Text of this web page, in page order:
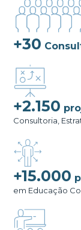
+30
+2.150
Consultoria,
+15.000
em Educação